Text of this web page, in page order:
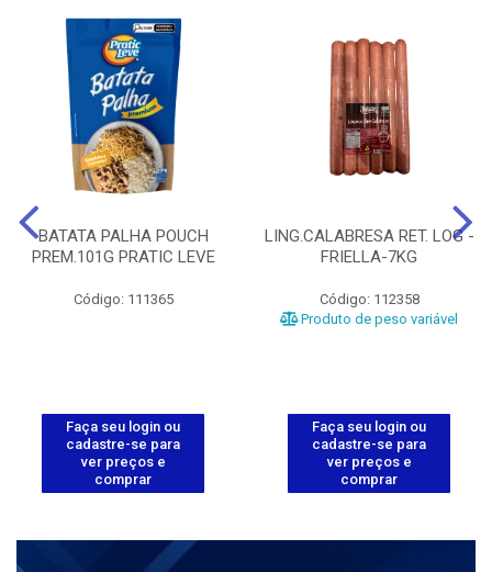
BATATA PALHA POUCH
PREM.101G PRATIC LEVE
Código: 111365
Faça seu login ou
cadastre-se para
ver preços e
comprar
LING.CALABRESA RET. LOG -
FRIELLA-7KG
Código: 112358
Produto de peso variável
Faça seu login ou
cadastre-se para
ver preços e
comprar